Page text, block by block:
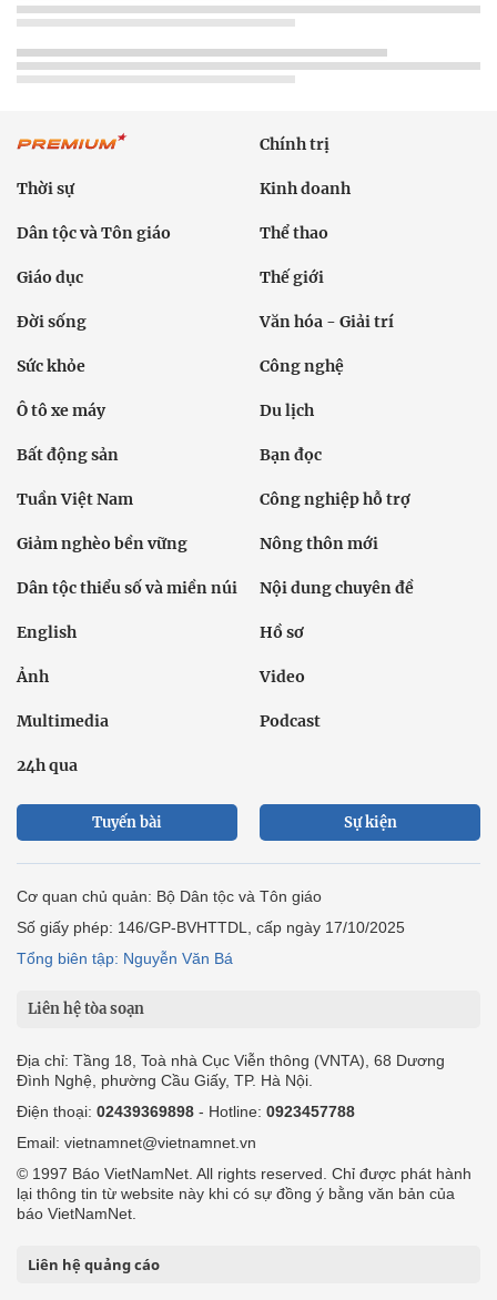
Chính trị
Thời sự Kinh doanh
Dân tộc và Tôn giáo Thể thao
Giáo dục Thế giới
Đời sống Văn hóa - Giải trí
Sức khỏe Công nghệ
Ô tô xe máy Du lịch
Bất động sản Bạn đọc
Tuần Việt Nam Công nghiệp hỗ trợ
Giảm nghèo bền vững Nông thôn mới
Dân tộc thiểu số và miền núi Nội dung chuyên đề
English Hồ sơ
Ảnh Video
Multimedia Podcast
24h qua
Tuyến bài Sự kiện
Cơ quan chủ quản: Bộ Dân tộc và Tôn giáo
Số giấy phép: 146/GP-BVHTTDL, cấp ngày 17/10/2025
Tổng biên tập: Nguyễn Văn Bá
Liên hệ tòa soạn
Địa chỉ: Tầng 18, Toà nhà Cục Viễn thông (VNTA), 68 Dương
Đình Nghệ, phường Cầu Giấy, TP. Hà Nội.
Điện thoại: 02439369898 - Hotline: 0923457788
Email: vietnamnet@vietnamnet.vn
© 1997 Báo VietNamNet. All rights reserved. Chỉ được phát hành
lại thông tin từ website này khi có sự đồng ý bằng văn bản của
báo VietNamNet.
Liên hệ quảng cáo